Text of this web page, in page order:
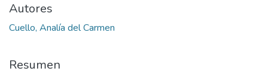
Autores
Cuello, Analía del Carmen
Resumen